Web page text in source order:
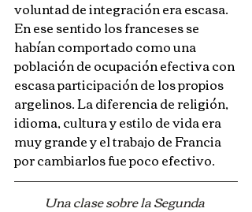
voluntad de integración era escasa.
En ese sentido los franceses se
habían comportado como una
población de ocupación efectiva con
escasa participación de los propios
argelinos. La diferencia de religión,
idioma, cultura y estilo de vida era
muy grande y el trabajo de Francia
por cambiarlos fue poco efectivo.
Una clase sobre la Segunda